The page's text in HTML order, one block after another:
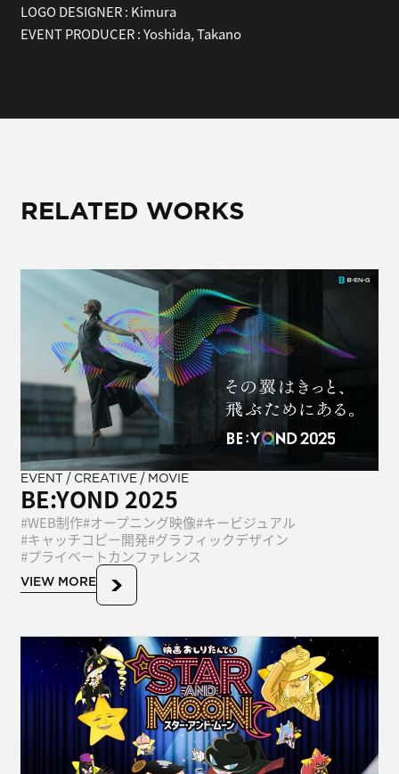
LOGO DESIGNER: Kimura
EVENT PRODUCER:Yoshida, Takano
RELATED WORKS
EVENT/CREATIVE/MOVIE
BE:YOND 2025
WEB制作 オープニング映像 キービジュアル
キャッチコピー開発 グラフィックデザイン
プライベートカンファレンス
VIEW MORE